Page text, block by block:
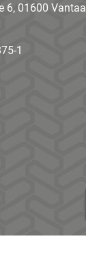
6, 01600 Vantaa
1